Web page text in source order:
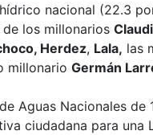
nacional (22.3
de los millonarios
Herdez, Lala, las
millonario Germán
Aguas Nacionales
ciudadana para una